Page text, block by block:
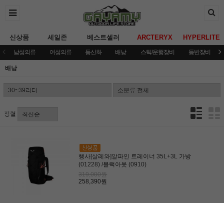
신상품 세일존 베스트셀러 ARCTERYX HYPERLITE
남성의류 여성의류 등산화 배낭 스틱/운행장비 등반장비
배낭
정렬
행사[살레와]알파인 트레이너 35L+3L 가방
(01228) /블랙아웃 (0910)
319,000원
258,390원